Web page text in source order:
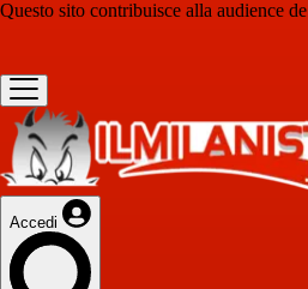
Questo sito contribuisce alla audience de
Accedi